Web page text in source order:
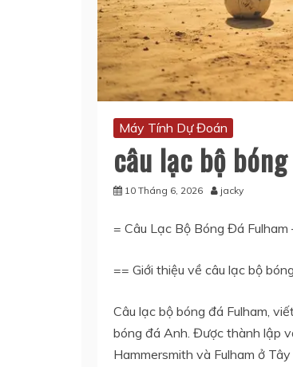
Máy Tính Dự Đoán
câu lạc bộ
10 Tháng 6, 2026 jacky
= Câu Lạc Bộ Bóng Đá
== Giới thiệu về câu lạc bộ
Câu lạc bộ bóng đá Fulham,
bóng đá Anh. Được thành lập
Hammersmith và Fulham ở